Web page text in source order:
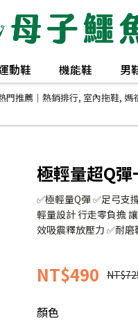
動鞋 機能鞋 男
門推薦｜熱銷排行, 室內拖鞋, 媽
極輕量超Q
✅極輕量Q彈 ✅足弓支
輕量設計 行走零負擔
效吸震釋放壓力 ✅耐
NT$490
顏色